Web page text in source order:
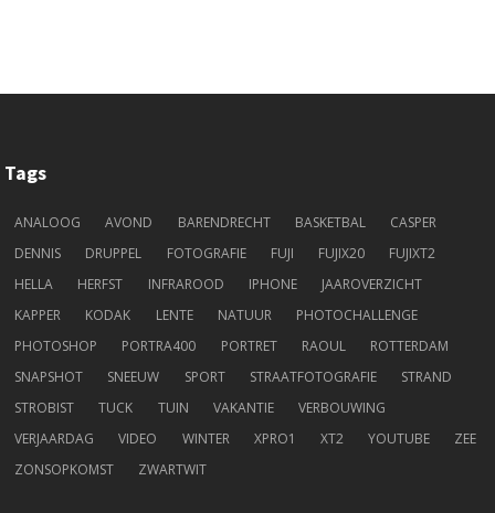
Tags
ANALOOG AVOND BARENDRECHT BASKETBAL
CASPER
DENNIS
DRUPPEL FOTOGRAFIE FUJI FUJIX20
FUJIXT2
HELLA
HERFST INFRAROOD IPHONE
JAAROVERZICHT
KAPPER
KODAK LENTE NATUUR
PHOTOCHALLENGE
PHOTOSHOP
PORTRA400 PORTRET RAOUL
ROTTERDAM
SNAPSHOT
SNEEUW SPORT STRAATFOTOGRAFIE
STRAND
STROBIST
TUCK TUIN VAKANTIE
VERBOUWING
VERJAARDAG
VIDEO WINTER XPRO1 XT2 YOUTUBE
ZEE
ZONSOPKOMST
ZWARTWIT